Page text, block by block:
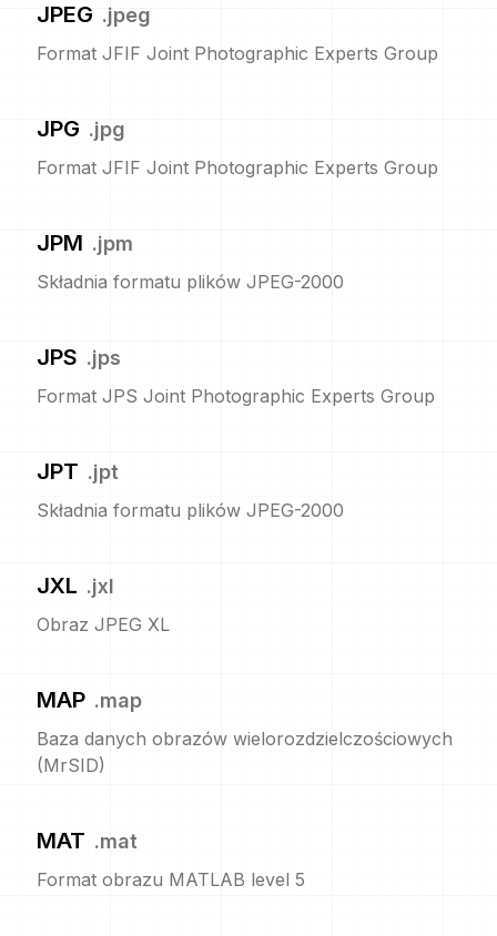
JPEG .jpeg
Format JFIF Joint Photographic Experts Group
JPG .jpg
Format JFIF Joint Photographic Experts Group
JPM .jpm
Składnia formatu plików JPEG-2000
JPS .jps
Format JPS Joint Photographic Experts Group
JPT .jpt
Składnia formatu plików JPEG-2000
JXL .jxl
Obraz JPEG XL
MAP .map
Baza danych obrazów wielorozdzielczościowych
(MrSID)
MAT .mat
Format obrazu MATLAB level 5